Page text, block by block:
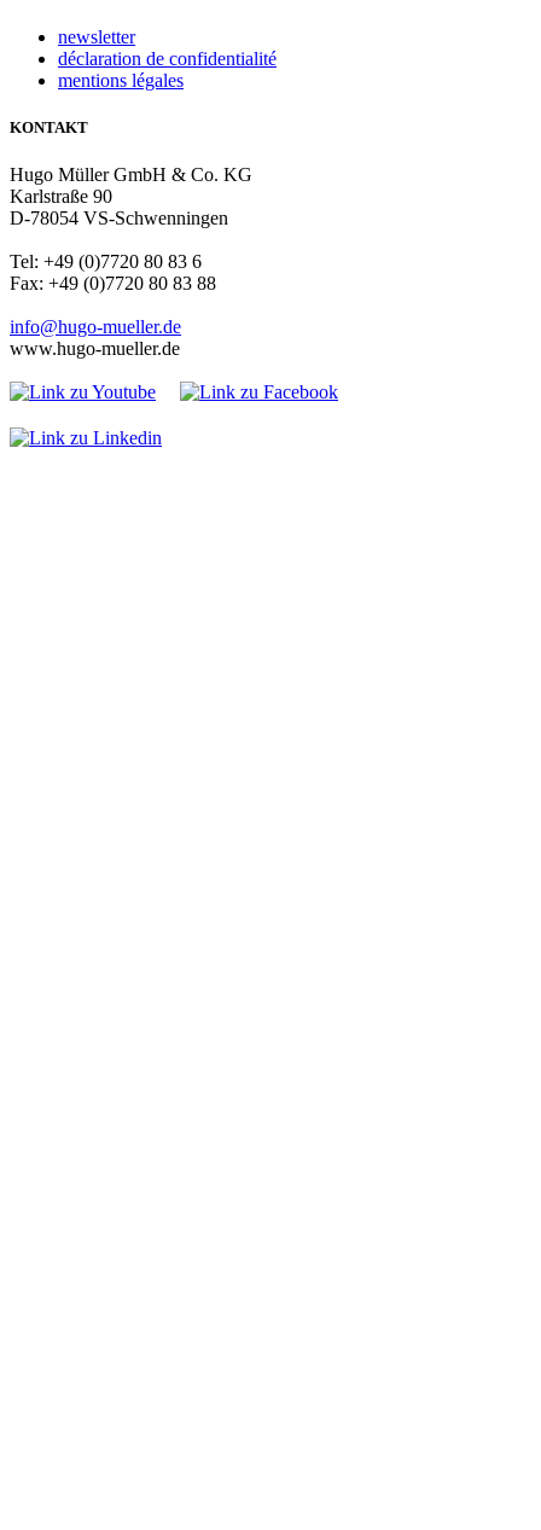
newsletter
déclaration de confidentialité
mentions légales
KONTAKT
Hugo Müller GmbH & Co. KG
Karlstraße 90
D-78054 VS-Schwenningen
Tel: +49 (0)7720 80 83 6
Fax: +49 (0)7720 80 83 88
info@hugo-mueller.de
www.hugo-mueller.de